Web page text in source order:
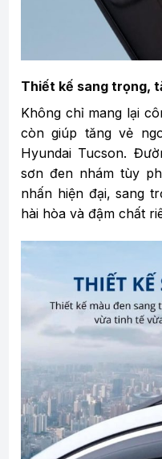
Thiết kế sang trọng,
Không chỉ mang lại
còn giúp tăng vẻ
Hyundai Tucson.
sơn đen nhám tùy
nhấn hiện đại, sang
hài hòa và đậm chất